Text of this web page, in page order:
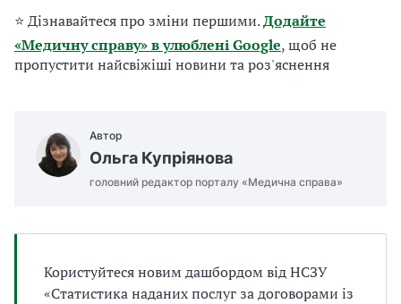
⭐ Дізнавайтеся про зміни першими.Додайте
«Медичну справу» в улюблені Google, щоб не
пропустити найсвіжіші новини та роз'яснення
Автор
Ольга Купріянова
головний редактор порталу «Медична справа»
Користуйтеся новим дашбордом від НСЗУ
«Статистика наданих послуг за договорами із
т
и